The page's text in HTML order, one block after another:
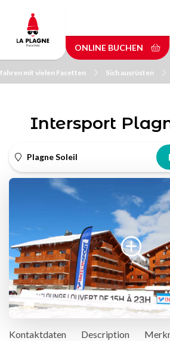
main
content
ONLINE BUCHEN
mit vielen Facetten Sich ausrüsten
Intersport
Plagne Soleil
Kontaktdaten Description